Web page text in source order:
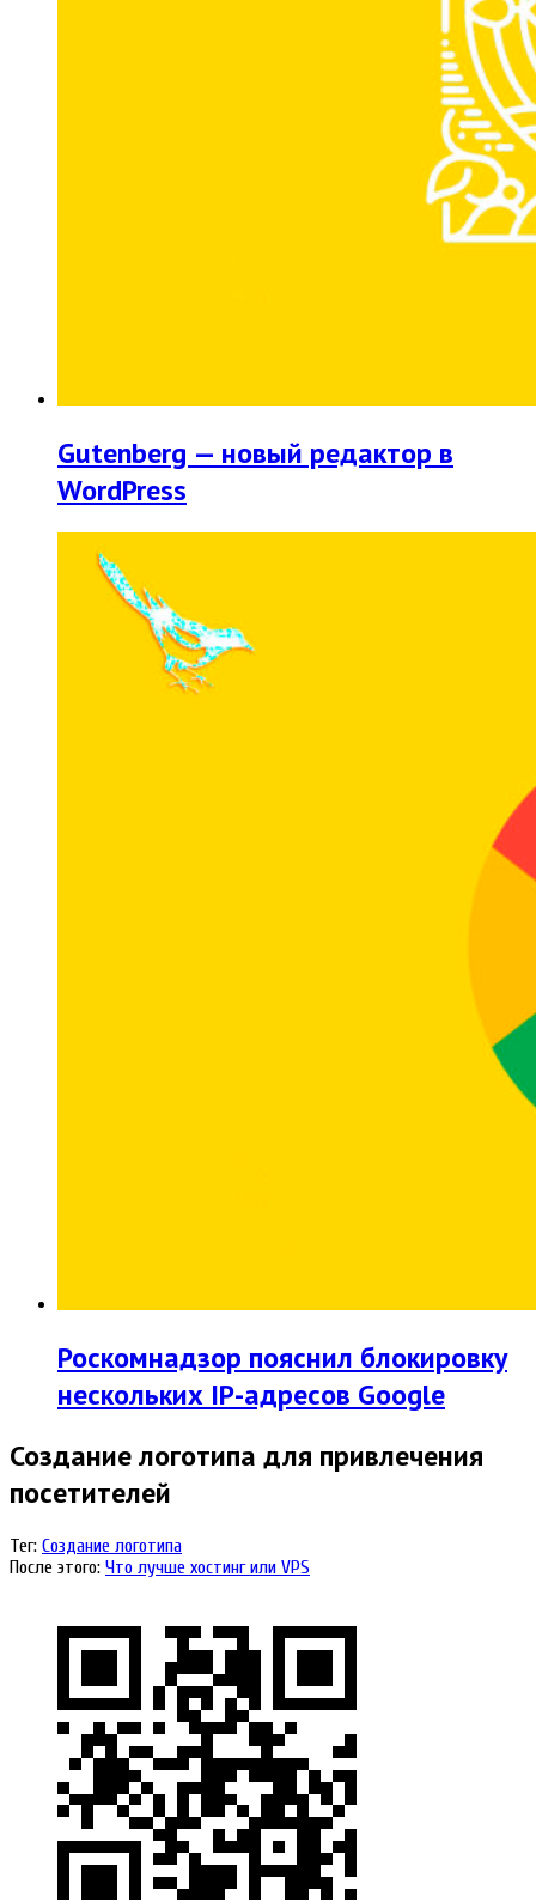
Gutenberg — новый редактор в
WordPress
Роскомнадзор пояснил блокировку
нескольких IP-адресов Google‍
Создание логотипа для привлечения
посетителей
Тег: Создание логотипа
После этого: Что лучше хостинг или VPS